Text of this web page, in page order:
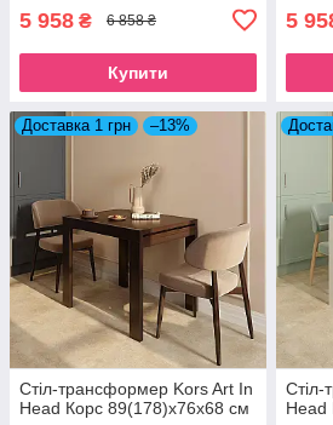
5 958 ₴ 6 858 ₴
Купити
5
Доставка 1 грн –13%
Стіл-трансформер Kors Art In
Head Корс 89(178)x76x68 см
Стіл-
Head